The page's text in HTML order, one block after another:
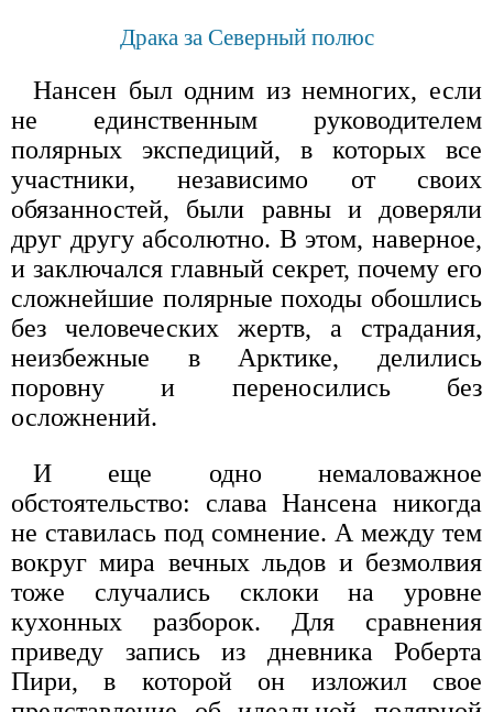
Драка за Северный полюс
Нансен был одним из немногих, если
не единственным руководителем
полярных экспедиций, в которых все
участники, независимо от своих
обязанностей, были равны и доверяли
друг другу абсолютно. В этом, наверное,
и заключался главный секрет, почему его
сложнейшие полярные походы обошлись
без человеческих жертв, а страдания,
неизбежные в Арктике, делились
поровну и переносились без
осложнений.
И еще одно немаловажное
обстоятельство: слава Нансена никогда
не ставилась под сомнение. А между тем
вокруг мира вечных льдов и безмолвия
тоже случались склоки на уровне
кухонных разборок. Для сравнения
приведу запись из дневника Роберта
Пири, в которой он изложил свое